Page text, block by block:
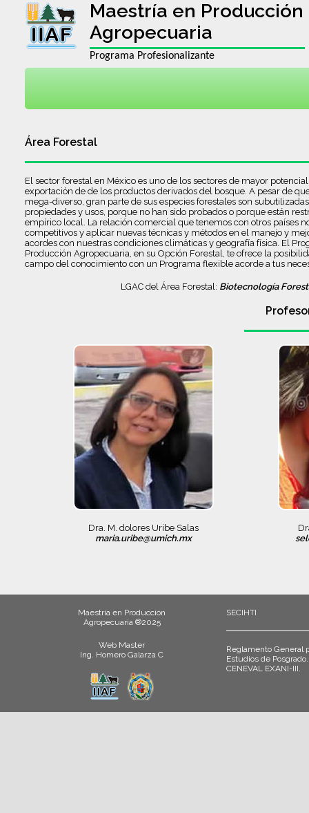
Maestría en Producción
Agropecuaria
Programa Profesionalizante
Área Forestal
El sector forestal en México es uno de los sectores de mayor
exportación de de los productos derivados del bosque. A pesar de
mega-diverso, gran parte de sus especies forestales son
propiedades y usos, porque no han sido probados o porque están
empírico local. La relación comercial que tenemos con otros países
competitivos y aplicar nuevas técnicas y métodos en el manejo y
acordes con nuestras condiciones climáticas y geografía física. El
Producción Agropecuaria, en su Opción Forestal, te ofrece la
campo del conocimiento con un Programa flexible acorde a tus
LGAC del Área Forestal: Biotecnología
Dra. M. dolores Uribe Salas
maria.uribe@umich.mx
Maestría en Producción
Agropecuaria ®2025
Web Master
Ing. Homero Galarza C
SECIHTI
Reglamento General
Estudios de Posgrado.
CENEVAL EXANI-III.